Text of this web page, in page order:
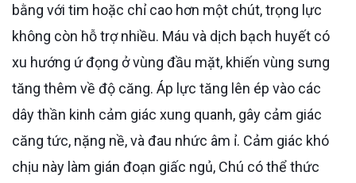
bằng với tim hoặc chỉ cao hơn một chút, trọng lực
không còn hỗ trợ nhiều. Máu và dịch bạch huyết có
xu hướng ứ đọng ở vùng đầu mặt, khiến vùng sưng
tăng thêm về độ căng. Áp lực tăng lên ép vào các
dây thần kinh cảm giác xung quanh, gây cảm giác
căng tức, nặng nề, và đau nhức âm ỉ. Cảm giác khó
chịu này làm gián đoạn giấc ngủ, Chú có thể thức